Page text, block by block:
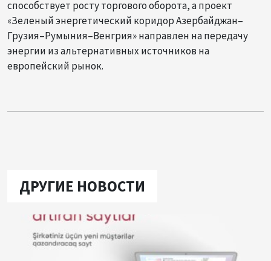
способствует росту торгового оборота, а проект
«Зеленый энергетический коридор Азербайджан–
Грузия–Румыния–Венгрия» направлен на передачу
энергии из альтернативных источников на
европейский рынок.
ДРУГИЕ НОВОСТИ